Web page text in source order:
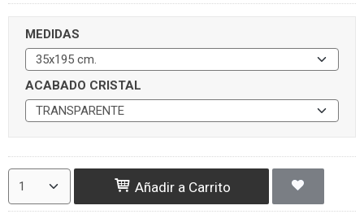
MEDIDAS
ACABADO CRISTAL
Añadir a Carrito